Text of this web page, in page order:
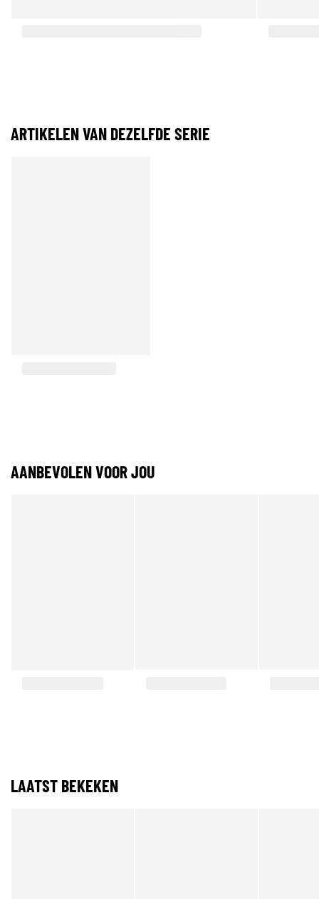
ARTIKELEN VAN DEZELFDE SERIE
AANBEVOLEN VOOR JOU
LAATST BEKEKEN